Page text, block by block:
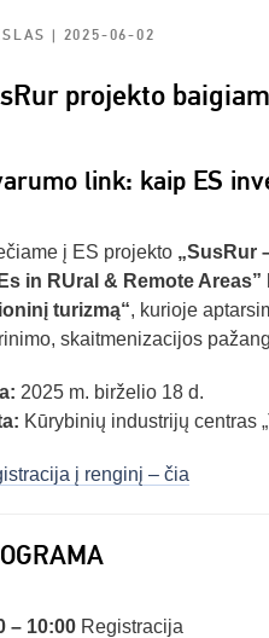
| 2025-06-02
projekto
link: kaip ES
į ES projekto „SusRur
in RUral & Remote Areas”
turizmą“, kurioje
skaitmenizacijos
2025 m. birželio 18 d.
Kūrybinių industrijų centras
į renginį – čia
– 10:00Registracija